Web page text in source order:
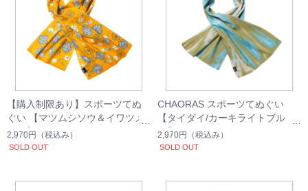
【購入制限あり】スポーツてぬ
ぐい 【マツムシソウ＆イワツメ
クサ】
2,970円 （税込み）
SOLD OUT
CHAORAS スポーツてぬぐい
【タイダイ/カーキライトブル
ー】
2,970円 （税込み）
SOLD OUT